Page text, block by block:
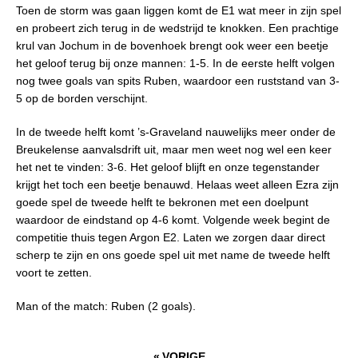
Toen de storm was gaan liggen komt de E1 wat meer in zijn spel
en probeert zich terug in de wedstrijd te knokken. Een prachtige
krul van Jochum in de bovenhoek brengt ook weer een beetje
het geloof terug bij onze mannen: 1-5. In de eerste helft volgen
nog twee goals van spits Ruben, waardoor een ruststand van 3-
5 op de borden verschijnt.
In de tweede helft komt ’s-Graveland nauwelijks meer onder de
Breukelense aanvalsdrift uit, maar men weet nog wel een keer
het net te vinden: 3-6. Het geloof blijft en onze tegenstander
krijgt het toch een beetje benauwd. Helaas weet alleen Ezra zijn
goede spel de tweede helft te bekronen met een doelpunt
waardoor de eindstand op 4-6 komt. Volgende week begint de
competitie thuis tegen Argon E2. Laten we zorgen daar direct
scherp te zijn en ons goede spel uit met name de tweede helft
voort te zetten.
Man of the match: Ruben (2 goals).